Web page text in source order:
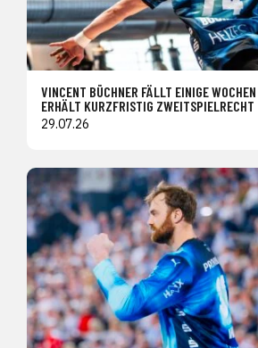
VINCENT BÜCHNER FÄLLT EINIGE
ERHÄLT KURZFRISTIG ZWEITSPIELRECHT
29.07.26